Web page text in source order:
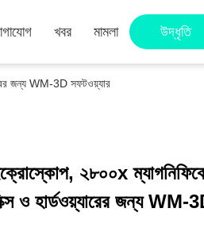
খবর মামলা উদ্ধৃতি
জন্য WM-3D সফটওয়্যার
২৮০০x
ও হার্ডওয়্যারের জন্য